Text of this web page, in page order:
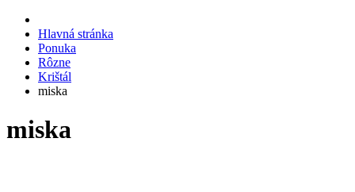
Hlavná stránka
Ponuka
Rôzne
Krištál
miska
miska